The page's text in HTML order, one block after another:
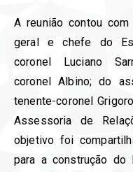
A reunião contou
geral e chefe do
coronel Luciano
coronel Albino; do
tenente-coronel
Assessoria de
objetivo foi
para a construção do